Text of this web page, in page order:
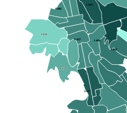
1 427 1 406
1 657
1 385
1 513
1 689
1 232
1 030